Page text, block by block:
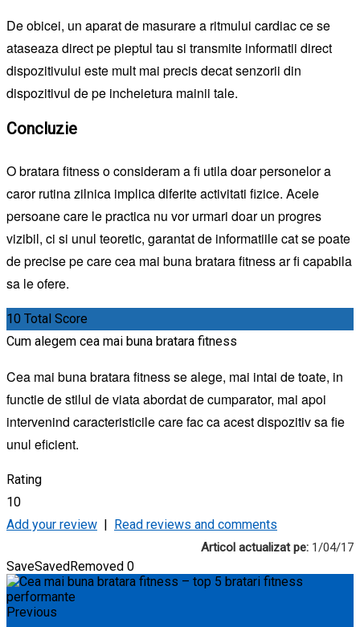
De obicei, un aparat de masurare a ritmului cardiac ce se
ataseaza direct pe pieptul tau si transmite informatii direct
dispozitivului este mult mai precis decat senzorii din
dispozitivul de pe incheietura mainii tale.
Concluzie
O bratara fitness o consideram a fi utila doar personelor a
caror rutina zilnica implica diferite activitati fizice. Acele
persoane care le practica nu vor urmari doar un progres
vizibil, ci si unul teoretic, garantat de informatiile cat se poate
de precise pe care cea mai buna bratara fitness ar fi capabila
sa le ofere.
10 Total Score
Cum alegem cea mai buna bratara fitness
Cea mai buna bratara fitness se alege, mai intai de toate, in
functie de stilul de viata abordat de cumparator, mai apoi
intervenind caracteristicile care fac ca acest dispozitiv sa fie
unul eficient.
Rating
10
Add your review | Read reviews and comments
Articol actualizat pe: 1/04/17
SaveSavedRemoved 0
Previous